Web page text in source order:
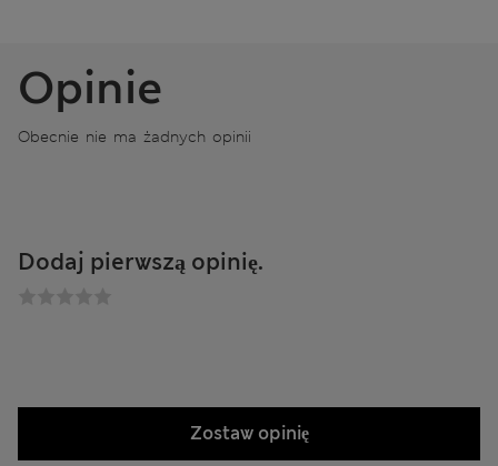
Opinie
Obecnie nie ma żadnych opinii
Dodaj pierwszą opinię.
Zostaw opinię